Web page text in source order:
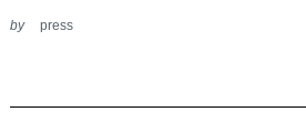
by press